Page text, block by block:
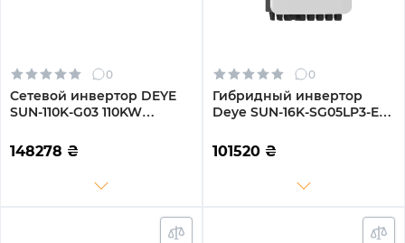
0
Сетевой инвертор DEYE
SUN-110K-G03 110KW
148278 ₴
0
Гибридный инвертор
Deye SUN-16K-SG05LP3-EU-
Fi 220/380V Трехфазный
101520 ₴